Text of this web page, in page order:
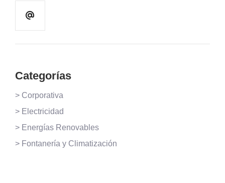
Categorías
> Corporativa
> Electricidad
> Energías Renovables
> Fontanería y Climatización